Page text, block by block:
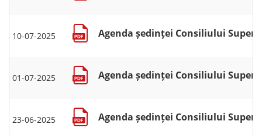
10-07-2025 Agenda ședinței Consiliului
01-07-2025 Agenda ședinței Consiliului
23-06-2025 Agenda ședinței Consiliului